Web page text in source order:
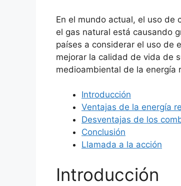
En el mundo actual, el uso de
el gas natural está causando
países a considerar el uso de
mejorar la calidad de vida de
medioambiental de la energía
Introducción
Ventajas de la energía
Desventajas de los
Conclusión
Llamada a la acción
Introducción